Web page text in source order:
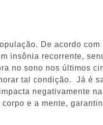
De acordo com
insônia recorrente,
no sono nos últimos
tal condição. Já é
negativamente
e a mente,